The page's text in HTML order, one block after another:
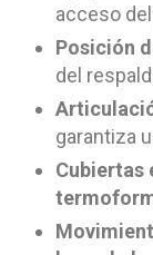
acceso
Posición
del
garantiza
Cubiertas